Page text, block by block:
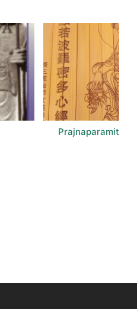
Prajnaparamita